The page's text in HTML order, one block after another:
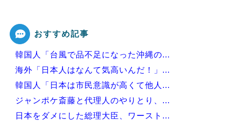
Powered by livedoor 相互RSS
おすすめ記事
韓国人「台風で品不足になった沖縄の...
海外「日本人はなんて気高いんだ！」...
韓国人「日本は市民意識が高くて他人...
ジャンポケ斎藤と代理人のやりとり、...
日本をダメにした総理大臣、ワースト...